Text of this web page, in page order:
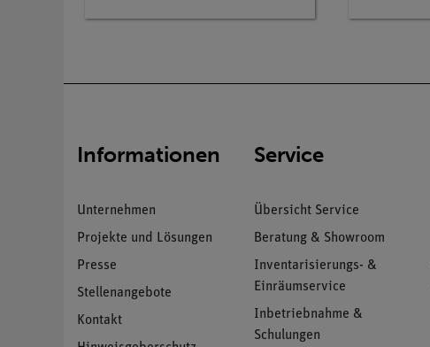
Informationen
Unternehmen
Projekte und Lösungen
Presse
Stellenangebote
Kontakt
Service
Übersicht Service
Beratung & Showroom
Inventarisierungs- &
Einräumservice
Inbetriebnahme &
Schulungen